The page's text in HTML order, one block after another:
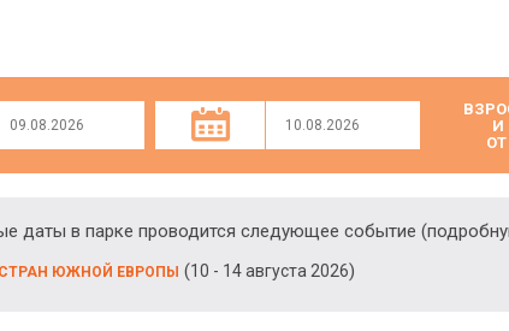
И
ОТ
даты в парке проводится следующее событие
ЮЖНОЙ ЕВРОПЫ (10 - 14 августа 2026)